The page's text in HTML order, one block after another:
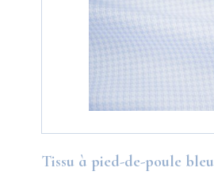
Tissu à pied-de-poule bleu